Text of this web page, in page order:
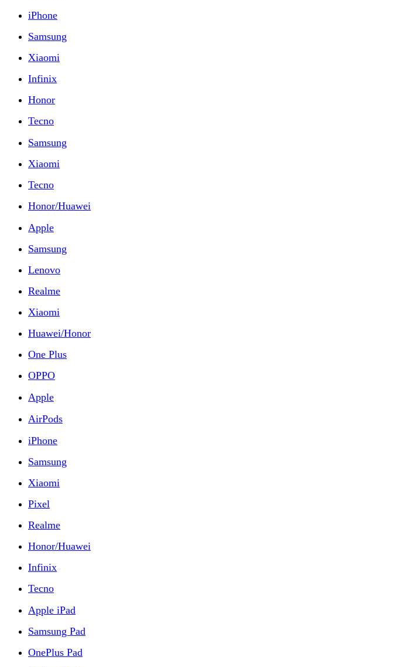
iPhone
Samsung
Xiaomi
Infinix
Honor
Tecno
Samsung
Xiaomi
Tecno
Honor/Huawei
Apple
Samsung
Lenovo
Realme
Xiaomi
Huawei/Honor
One Plus
OPPO
Apple
AirPods
iPhone
Samsung
Xiaomi
Pixel
Realme
Honor/Huawei
Infinix
Tecno
Apple iPad
Samsung Pad
OnePlus Pad